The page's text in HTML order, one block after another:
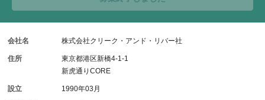
会社名 株式会社クリーク・アンド・リバー社
住所
東京都港区新橋4-1-1
新虎通りCORE
設立 1990年03月